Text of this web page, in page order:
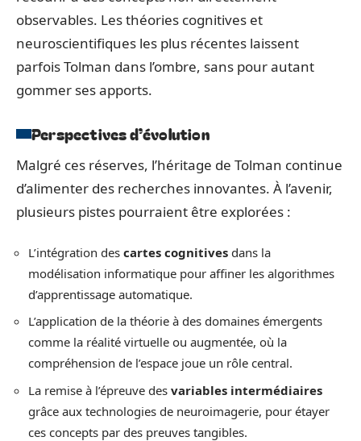
observables. Les théories cognitives et
neuroscientifiques les plus récentes laissent
parfois Tolman dans l’ombre, sans pour autant
gommer ses apports.
Perspectives d’évolution
Malgré ces réserves, l’héritage de Tolman continue
d’alimenter des recherches innovantes. À l’avenir,
plusieurs pistes pourraient être explorées :
L’intégration des cartes cognitives dans la
modélisation informatique pour affiner les algorithmes
d’apprentissage automatique.
L’application de la théorie à des domaines émergents
comme la réalité virtuelle ou augmentée, où la
compréhension de l’espace joue un rôle central.
La remise à l’épreuve des variables intermédiaires
grâce aux technologies de neuroimagerie, pour étayer
ces concepts par des preuves tangibles.